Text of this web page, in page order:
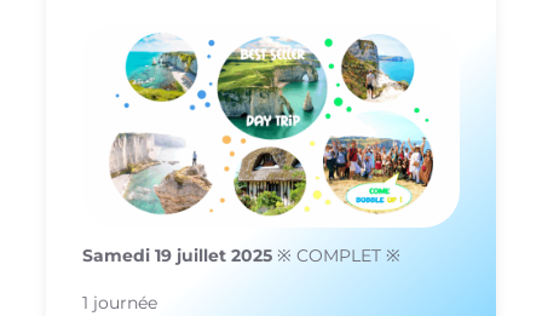
Samedi 19 juillet 2025 ※ COMPLET ※
1 journée